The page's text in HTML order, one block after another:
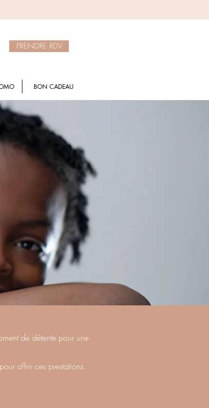
PRENDRE RDV
BON CADEAU
de détente pour une
offrir ces prestations.